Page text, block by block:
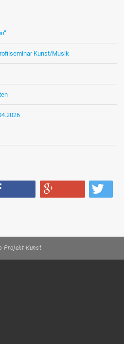
Kunst/Musik
Projekt Kunst